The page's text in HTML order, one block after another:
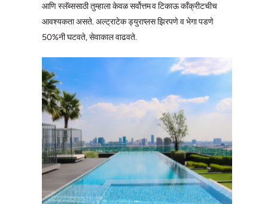
आणि स्लॅब्ससाठी तुम्हाला केवळ सर्वोत्तम व टिकाऊ कॉंक्रीटचीच
आवश्यकता असते. अल्ट्राटेक ड्युराप्लस झिरपणे व भेगा पडणे
50%नी घटवते, सेवाकाल वाढवते.